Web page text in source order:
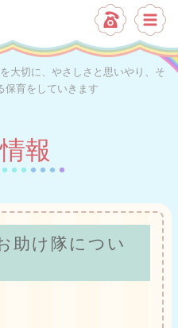
大切に、やさしさと思いやり、そ
保育をしていきます
報
助け隊につい